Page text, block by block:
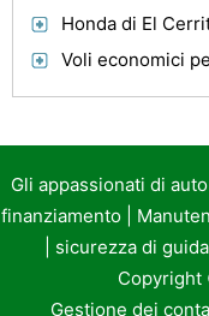
Honda di El
Voli economici
Gli appassionati di auto
finanziamento
sicurezza di guida
Gestione dei